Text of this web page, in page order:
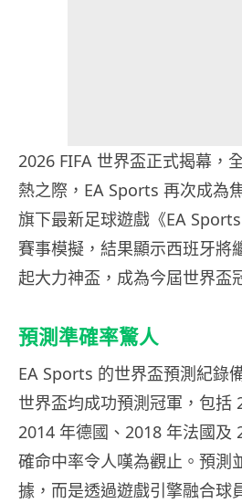
2026 FIFA 世界盃正式揭幕，
熱之際，EA Sports 再次成為
旗下最新足球遊戲《EA
賽事模擬，結果顯示西班牙將
起大力神盃，成為今屆世界盃
預測準確率驚人
EA Sports 的世界盃預測紀錄
世界盃均成功預測冠軍，包括
2014 年德國、2018 年法國及
確命中率令人嘆為觀止。預測
據，而是透過遊戲引擎融合球